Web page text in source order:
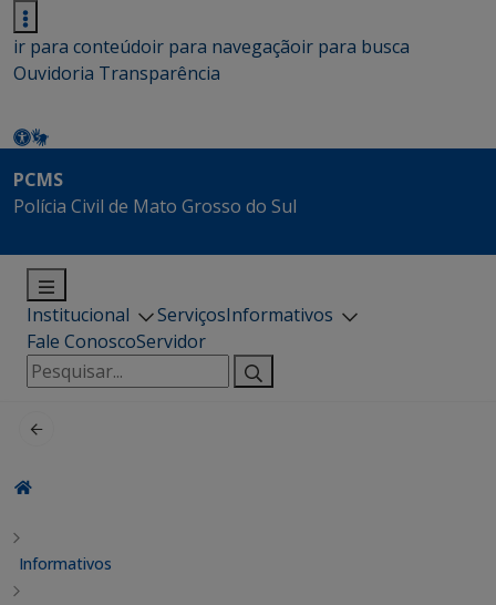
ir para conteúdoir para navegaçãoir para busca
Ouvidoria Transparência
PCMS
Polícia Civil de Mato Grosso do Sul
Institucional ServiçosInformativos
Fale ConoscoServidor
Pesquisar
por:
Informativos